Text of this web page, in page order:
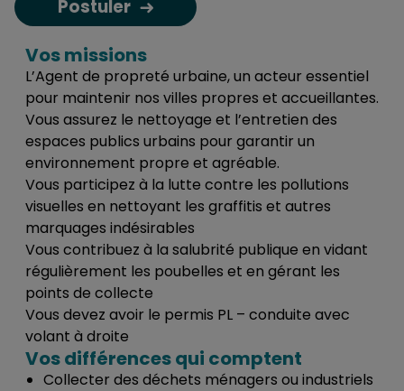
Postuler
Vos missions
L’Agent de propreté urbaine, un acteur essentiel
pour maintenir nos villes propres et accueillantes.
Vous assurez le nettoyage et l’entretien des
espaces publics urbains pour garantir un
environnement propre et agréable.
Vous participez à la lutte contre les pollutions
visuelles en nettoyant les graffitis et autres
marquages indésirables
Vous contribuez à la salubrité publique en vidant
régulièrement les poubelles et en gérant les
points de collecte
Vous devez avoir le permis PL – conduite avec
volant à droite
Vos différences qui comptent
Collecter des déchets ménagers ou industriels